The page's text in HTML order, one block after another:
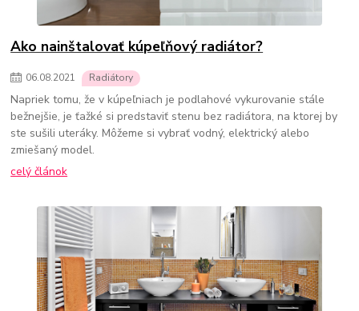
Ako nainštalovať kúpeľňový radiátor?
06.08.2021 Radiátory
Napriek tomu, že v kúpeľniach je podlahové vykurovanie stále
bežnejšie, je ťažké si predstaviť stenu bez radiátora, na ktorej by
ste sušili uteráky. Môžeme si vybrať vodný, elektrický alebo
zmiešaný model.
celý článok